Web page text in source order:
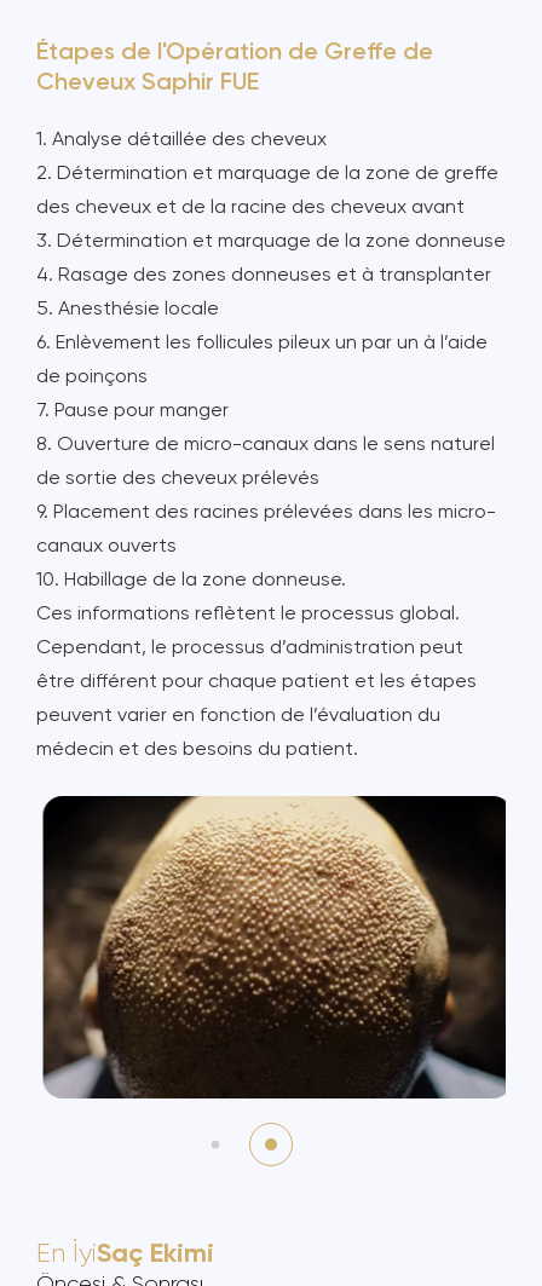
Étapes de l'Opération de Greffe de
Cheveux Saphir FUE
1. Analyse détaillée des cheveux
2. Détermination et marquage de la zone de greffe
des cheveux et de la racine des cheveux avant
3. Détermination et marquage de la zone donneuse
4. Rasage des zones donneuses et à transplanter
5. Anesthésie locale
6. Enlèvement les follicules pileux un par un à l’aide
de poinçons
7. Pause pour manger
8. Ouverture de micro-canaux dans le sens naturel
de sortie des cheveux prélevés
9. Placement des racines prélevées dans les micro-
canaux ouverts
10. Habillage de la zone donneuse.
Ces informations reflètent le processus global.
Cependant, le processus d’administration peut
être différent pour chaque patient et les étapes
peuvent varier en fonction de l’évaluation du
médecin et des besoins du patient.
En İyiSaç Ekimi